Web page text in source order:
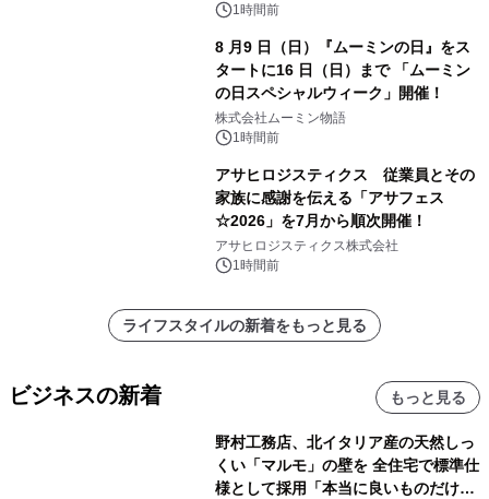
1時間前
8 月9 日（日）『ムーミンの日』をス
タートに16 日（日）まで 「ムーミン
の日スペシャルウィーク」開催！
株式会社ムーミン物語
1時間前
アサヒロジスティクス 従業員とその
家族に感謝を伝える「アサフェス
☆2026」を7月から順次開催！
アサヒロジスティクス株式会社
1時間前
ライフスタイルの新着をもっと見る
ビジネスの新着 もっと見る
野村工務店、北イタリア産の天然しっ
くい「マルモ」の壁を 全住宅で標準仕
様として採用「本当に良いものだけに